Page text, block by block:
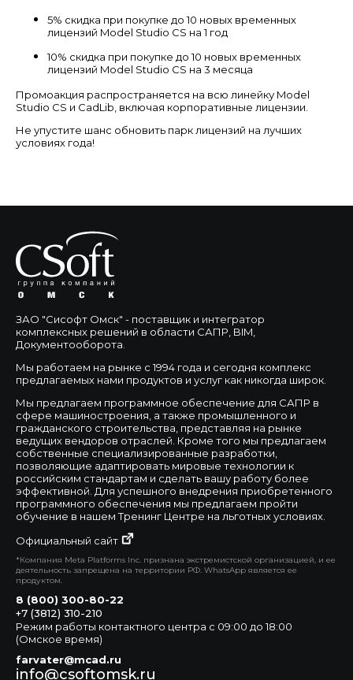
5% скидка при покупке до 10 новых временных
лицензий Model Studio CS на 1 год
10% скидка при покупке до 10 новых временных
лицензий Model Studio CS на 3 месяца
Промоакция распространяется на всю линейку Model
Studio CS и CadLib, включая корпоративные лицензии.
Не упустите шанс обновить парк лицензий на лучших
условиях года!
ЗАО "Сисофт Омск" - поставщик и интегратор
комплексных решений в области САПР, BIM,
Документооборота.
Мы работаем на рынке с 1994 года и сегодня комплекс
предлагаемых нами продуктов и услуг как никогда широк.
Мы предлагаем программное обеспечение для САПР в
сфере машиностроения, а также промышленного и
гражданского строительства, представляя на рынке
ведущих вендоров отраслей. Кроме того мы предлагаем
собственные специализированные разработки,
позволяющие адаптировать мировые технологии к
российским стандартам и сделать вашу работу более
эффективной. Для успешного внедрения приобретенного
программного обеспечения мы предлагаем пройти
обучение в нашем Тренинг Центре на льготных условиях.
Официальный сайт
*Компания Meta Platforms Inc. признана экстремистской организацией, и ее
деятельность запрещена на территории РФ. WhatsApp является ее
продуктом.
8 (800) 300-80-22
+7 (3812) 310-210
Режим работы контактного центра с 09:00 до 18:00
(Омское время)
farvater@mcad.ru
info@csoftomsk.ru